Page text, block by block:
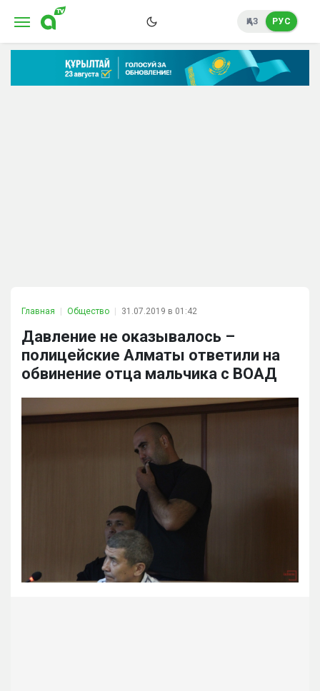
ҚАЗ РУС
Главная Общество 31.07.2019 в 01:42
Давление не оказывалось –
полицейские Алматы ответили на
обвинение отца мальчика с ВОАД